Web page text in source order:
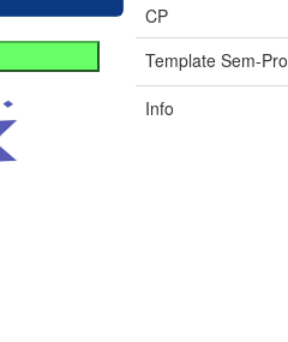
CP
Template Sem-Pro
Info